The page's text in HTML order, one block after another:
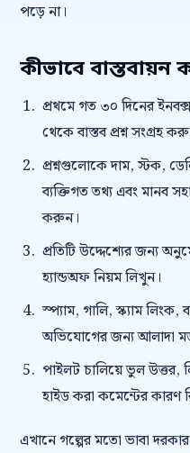
পড়ে না।
কীভাবে বাস্তবায়ন
প্রথমে গত ৩০ দিনের
থেকে বাস্তব প্রশ্ন সংগ্রহ
প্রশ্নগুলোকে দাম, স্টক,
ব্যক্তিগত তথ্য এবং মানব
করুন।
প্রতিটি উদ্দেশ্যের জন্য
হ্যান্ডঅফ নিয়ম লিখুন।
স্প্যাম, গালি, স্ক্যাম লিংক,
অভিযোগের জন্য আলাদা
পাইলট চালিয়ে ভুল উত্তর,
হাইড করা কমেন্টের
এখানে গল্পের মতো ভাবা